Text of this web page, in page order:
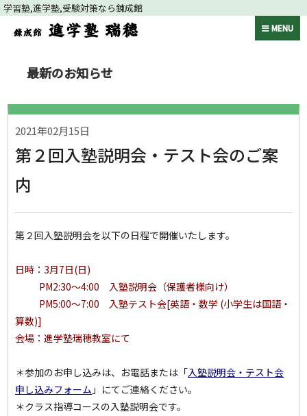
学習塾,進学塾,受験対策なら錬成館
MENU
最新のお知らせ
2021年02月15日
第２回入塾説明会・テスト会のご案
内
第２回入塾説明会を以下の日程で開催いたします。
日時：3月7日(日)
PM2:30～4:00 入塾説明会（保護者様向け）
PM5:00～7:00 入塾テスト会[英語・数学 (小学生は国語・
算数)]
会場：進学塾瑞穂教室にて
＊参加のお申し込みは、お電話または「入塾説明会・テスト会
申し込みフォーム 」にてご連絡ください。
＊クラス指導コースの入塾説明会です。